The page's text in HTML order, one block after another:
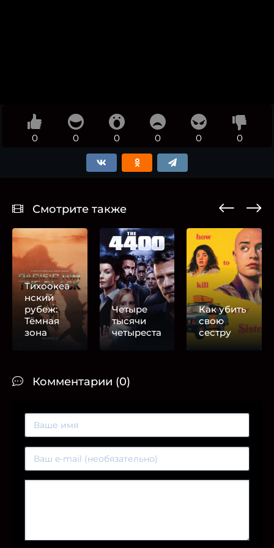
0 0 0 0 0 0
Смотрите также
Тихоокеа
нский
рубеж:
Тёмная
зона
Четыре
тысячи
четыреста
Как убить
свою
сестру
Комментарии (0)